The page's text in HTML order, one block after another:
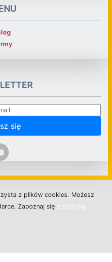
się
zysta z plików cookies. Możesz
Zapoznaj się z polityką